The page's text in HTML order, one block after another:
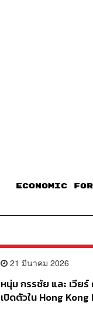
ECONOMIC
21 มีนาคม 2026
หนุ่ม กรรชัย และ เวีย
เปิดตัวใน Hong